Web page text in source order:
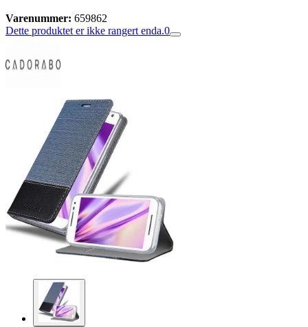
Varenummer: 659862
Dette produktet er ikke rangert enda.0